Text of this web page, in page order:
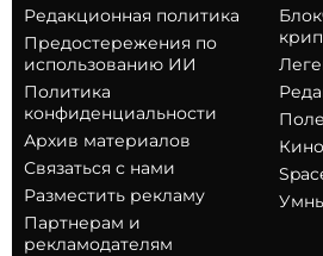
Редакционная политика
Предостережения по
использованию ИИ
Политика
конфиденциальности
Архив материалов
Связаться с нами
Разместить рекламу
Партнерам и
рекламодателям
Кино